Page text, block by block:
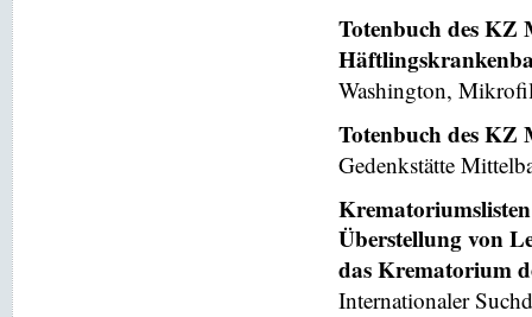
Totenbuch des
Washington,
Totenbuch des KZ
Gedenkstätte
Überstellung von
das Krematorium
Internationaler